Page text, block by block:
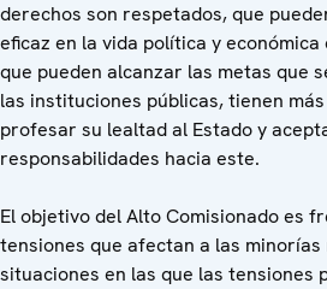
derechos son respetados, que
eficaz en la vida política y económica
que pueden alcanzar las metas que
las instituciones públicas, tienen
profesar su lealtad al Estado y
responsabilidades hacia este.
El objetivo del Alto Comisionado es
tensiones que afectan a las minorías
situaciones en las que las tensiones